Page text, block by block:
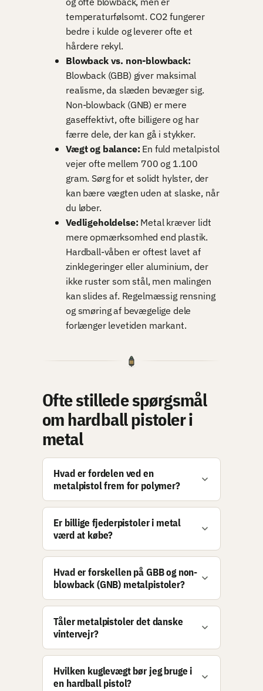
temperaturfølsomt. CO2 fungerer
bedre i kulde og leverer ofte et
hårdere rekyl.
Blowback vs. non-blowback:
Blowback (GBB) giver maksimal
realisme, da slæden bevæger sig.
Non-blowback (GNB) er mere
gaseffektivt, ofte billigere og har
færre dele, der kan gå i stykker.
Vægt og balance: En fuld metalpistol
vejer ofte mellem 700 og 1.100
gram. Sørg for et solidt hylster, der
kan bære vægten uden at slaske, når
du løber.
Vedligeholdelse: Metal kræver lidt
mere opmærksomhed end plastik.
Hardball-våben er oftest lavet af
zinklegeringer eller aluminium, der
ikke ruster som stål, men malingen
kan slides af. Regelmæssig rensning
og smøring af bevægelige dele
forlænger levetiden markant.
Ofte stillede spørgsmål
om hardball pistoler i
metal
Hvad er fordelen ved en
metalpistol frem for polymer?
Er billige fjederpistoler i metal
værd at købe?
Hvad er forskellen på GBB og non-
blowback (GNB) metalpistoler?
Tåler metalpistoler det danske
vintervejr?
Hvilken kuglevægt bør jeg bruge i
en hardball pistol?